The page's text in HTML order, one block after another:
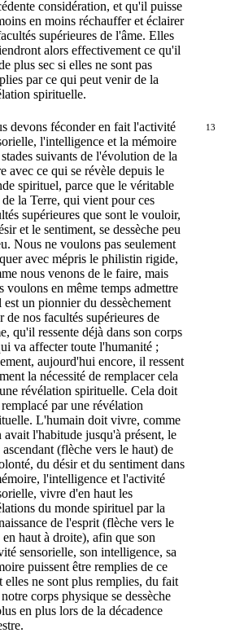
considération, et qu'il puisse
en moins réchauffer et éclairer
supérieures de l'âme. Elles
alors effectivement ce qu'il
plus sec si elles ne sont pas
par ce qui peut venir de la
spirituelle.
devons féconder en fait l'activité
l'intelligence et la mémoire
suivants de l'évolution de la
avec ce qui se révèle depuis le
spirituel, parce que le véritable
la Terre, qui vient pour ces
supérieures que sont le vouloir,
et le sentiment, se dessèche peu
Nous ne voulons pas seulement
avec mépris le philistin rigide,
nous venons de le faire, mais
voulons en même temps admettre
est un pionnier du dessèchement
de nos facultés supérieures de
qu'il ressente déjà dans son corps
va affecter toute l'humanité ;
aujourd'hui encore, il ressent
la nécessité de remplacer cela
révélation spirituelle. Cela doit
par une révélation
L'humain doit vivre, comme
avait l'habitude jusqu'à présent, le
(flèche vers le haut) de
du désir et du sentiment dans
l'intelligence et l'activité
vivre d'en haut les
du monde spirituel par la
de l'esprit (flèche vers le
en haut à droite), afin que son
sensorielle, son intelligence, sa
puissent être remplies de ce
elles ne sont plus remplies, du fait
corps physique se dessèche
en plus lors de la décadence
13